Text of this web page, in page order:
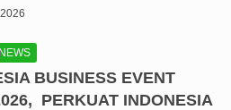
NEWS
BUSINESS EVENT
PERKUAT INDONESIA